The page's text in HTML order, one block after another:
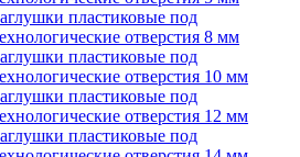
пластиковые под
отверстия 8 мм
пластиковые под
отверстия 10 мм
пластиковые под
отверстия 12 мм
пластиковые под